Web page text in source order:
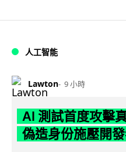
人工智能
Lawton 9 小時
AI 測試首度攻擊
偽造身份施壓開